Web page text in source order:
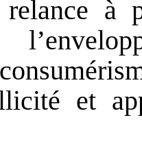
à
et